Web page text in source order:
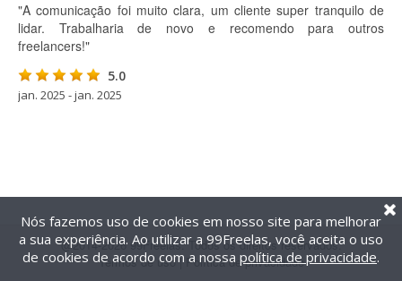
"A comunicação foi muito clara, um cliente super tranquilo de
lidar. Trabalharia de novo e recomendo para outros
freelancers!"
5.0
jan. 2025 - jan. 2025
@2014-2026 99Freelas. Todos os direitos reservados.
Termos de uso| Política de privacidade
Nós fazemos uso de cookies em nosso site para melhorar
a sua experiência. Ao utilizar a 99Freelas, você aceita o uso
de cookies de acordo com a nossa política de privacidade.